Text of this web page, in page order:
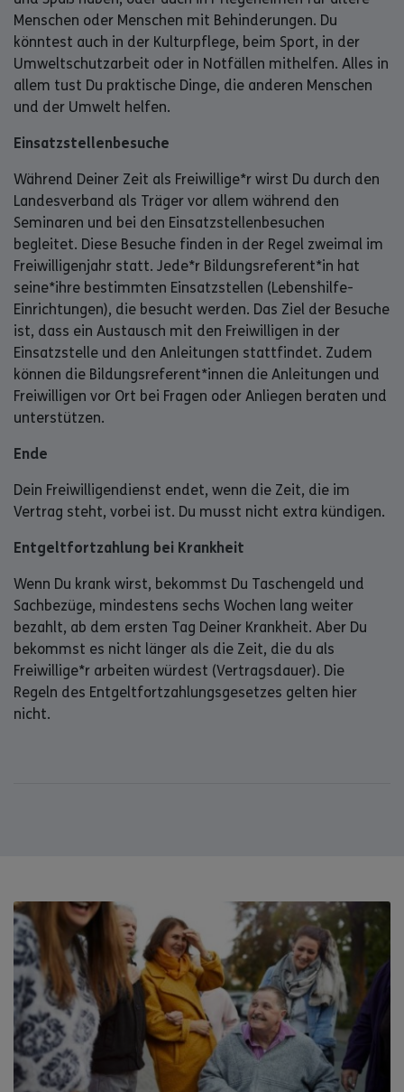
Menschen oder Menschen mit Behinderungen. Du
könntest auch in der Kulturpflege, beim Sport, in der
Umweltschutzarbeit oder in Notfällen mithelfen. Alles in
allem tust Du praktische Dinge, die anderen Menschen
und der Umwelt helfen.
Einsatzstellenbesuche
Während Deiner Zeit als Freiwillige*r wirst Du durch den
Landesverband als Träger vor allem während den
Seminaren und bei den Einsatzstellenbesuchen
begleitet. Diese Besuche finden in der Regel zweimal im
Freiwilligenjahr statt. Jede*r Bildungsreferent*in hat
seine*ihre bestimmten Einsatzstellen (Lebenshilfe-
Einrichtungen), die besucht werden. Das Ziel der Besuche
ist, dass ein Austausch mit den Freiwilligen in der
Einsatzstelle und den Anleitungen stattfindet. Zudem
können die Bildungsreferent*innen die Anleitungen und
Freiwilligen vor Ort bei Fragen oder Anliegen beraten und
unterstützen.
Ende
Dein Freiwilligendienst endet, wenn die Zeit, die im
Vertrag steht, vorbei ist. Du musst nicht extra kündigen.
Entgeltfortzahlung bei Krankheit
Wenn Du krank wirst, bekommst Du Taschengeld und
Sachbezüge, mindestens sechs Wochen lang weiter
bezahlt, ab dem ersten Tag Deiner Krankheit. Aber Du
bekommst es nicht länger als die Zeit, die du als
Freiwillige*r arbeiten würdest (Vertragsdauer). Die
Regeln des Entgeltfortzahlungsgesetzes gelten hier
nicht.